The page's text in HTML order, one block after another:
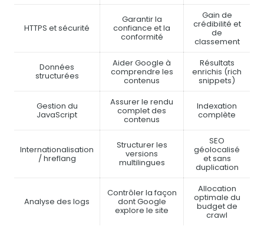
HTTPS et sécurité
Garantir la
confiance et la
conformité
Gain de
crédibilité et
de
classement
Données
structurées
Aider Google à
comprendre les
contenus
Résultats
enrichis (rich
snippets)
Gestion du
JavaScript
Assurer le rendu
complet des
contenus
Indexation
complète
Internationalisation
/ hreflang
Structurer les
versions
multilingues
SEO
géolocalisé
et sans
duplication
Analyse des logs
Contrôler la façon
dont Google
explore le site
Allocation
optimale du
budget de
crawl